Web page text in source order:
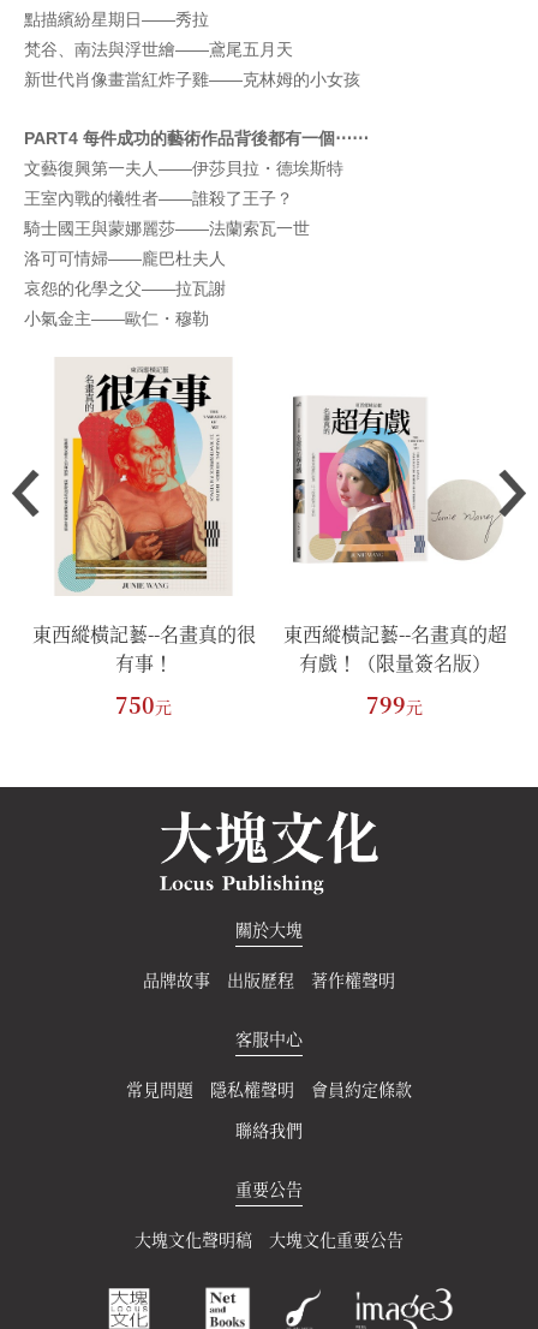
點描繽紛星期日——秀拉
梵谷、南法與浮世繪——鳶尾五月天
新世代肖像畫當紅炸子雞——克林姆的小女孩
PART4 每件成功的藝術作品背後都有一個⋯⋯
文藝復興第一夫人——伊莎貝拉・德埃斯特
王室內戰的犧牲者——誰殺了王子？
騎士國王與蒙娜麗莎——法蘭索瓦一世
洛可可情婦——龐巴杜夫人
哀怨的化學之父——拉瓦謝
小氣金主——歐仁・穆勒
東西縱橫記藝--名畫真的很
有事！
750元
東西縱橫記藝--名畫真的超
有戲！（限量簽名版）
799元
關於大塊
品牌故事 出版歷程 著作權聲明
客服中心
常見問題 隱私權聲明
會員約定條款
聯絡我們
重要公告
大塊文化聲明稿 大塊文化重要公告